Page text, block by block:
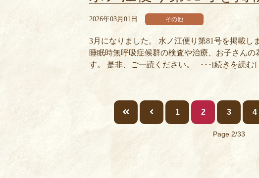
2026年03月01日 その他
3月になりました。 水ノ江便り第81号を掲載
睡眠時無呼吸症候群の検査や治療、お子さんの
す。 是非、ご一読ください。 ･･･[続きを読む]
1 2 3 4
Page 2/33